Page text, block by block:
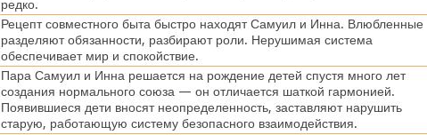
редко.
Рецепт совместного быта быстро находят Самуил и Инна. Влюбленные
разделяют обязанности, разбирают роли. Нерушимая система
обеспечивает мир и спокойствие.
Пара Самуил и Инна решается на рождение детей спустя много лет
создания нормального союза — он отличается шаткой гармонией.
Появившиеся дети вносят неопределенность, заставляют нарушить
старую, работающую систему безопасного взаимодействия.